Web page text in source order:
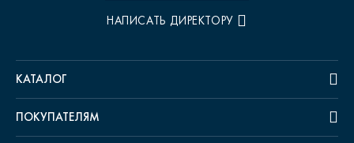
НАПИСАТЬ ДИРЕКТОРУ
КАТАЛОГ
ПОКУПАТЕЛЯМ